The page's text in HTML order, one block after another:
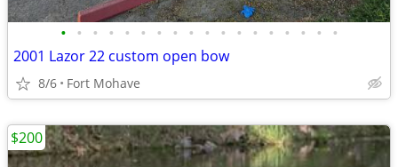
• • • • • • • • • • • • • • • • • •
2001 Lazor 22 custom open bow
8/6 Fort Mohave
$200